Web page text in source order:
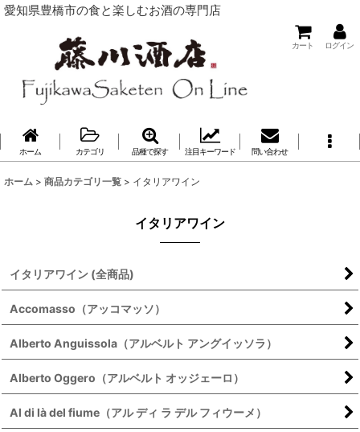
愛知県豊橋市の食と楽しむお酒の専門店
カート ログイン
ホーム カテゴリ 品種で探す 注目キーワード 問い合わせ
ホーム > 商品カテゴリ一覧 > イタリアワイン
イタリアワイン
イタリアワイン (全商品)
Accomasso（アッコマッソ）
Alberto Anguissola（アルベルト アングイッソラ）
Alberto Oggero（アルベルト オッジェーロ）
Al di là del fiume（アル ディ ラ デル フィウーメ）